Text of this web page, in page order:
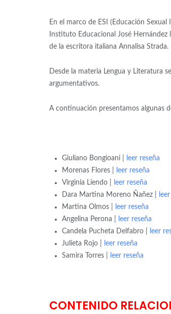
En el marco de ESI (Educación
Instituto Educacional José Hernández
de la escritora italiana Annalisa Strada.
Desde la materia Lengua y Literatura
argumentativos.
A continuación presentamos algunas
Giuliano Bongioani |
leer reseña
Morenas Flores |
leer reseña
Virginia Liendo |
leer reseña
Dara Martina Moreno Ñañez |
Martina Olmos |
leer reseña
Angelina Perona |
leer reseña
Candela Pucheta Delfabro |
leer
Julieta Rojo |
leer reseña
Samira Torres |
leer reseña
CONTENIDO